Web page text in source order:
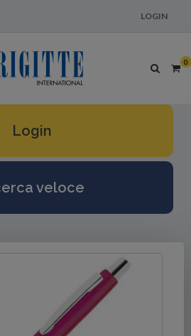
LOGIN
0
Login
veloce